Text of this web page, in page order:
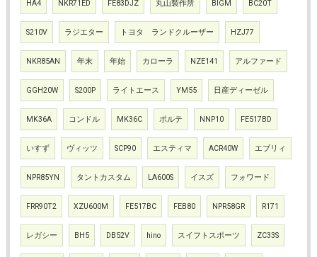
HA4 NKR71ED FE83DJZ 丸山製作所 BIGM BC20T
S210V ラジエター トヨタ ランドクルーザー HZJ77
NKR85AN 年末 年始 カローラ NZE141 アルファード
GGH20W S200P ライトエース YM55 日産ディーゼル
MK36A コンドル MK36C ポルテ NNP10 FE517BD
いすず ヴィッツ SCP90 エスティマ ACR40W エブリィ
NPR85YN タントカスタム LA600S イスズ フォワード
FRR90T2 XZU600M FE517BC FEB80 NPR58GR R171
レガシー BH5 DB52V hino スイフトスポーツ ZC33S